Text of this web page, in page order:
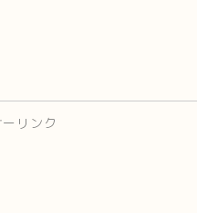
リンク